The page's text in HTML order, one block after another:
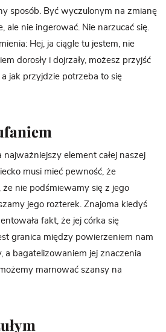
sposób. Być wyczulonym na zmianę
ale nie ingerować. Nie narzucać się.
Hej, ja ciągle tu jestem, nie
dorosły i dojrzały, możesz przyjść
jak przyjdzie potrzeba to się
najważniejszy element całej naszej
musi mieć pewność, że
nie podśmiewamy się z jego
jego rozterek. Znajoma kiedyś
fakt, że jej córka się
granica między powierzeniem nam
a bagatelizowaniem jej znaczenia
marnować szansy na